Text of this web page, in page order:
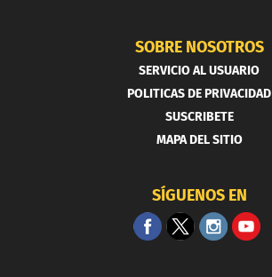
SOBRE NOSOTROS
SERVICIO AL USUARIO
POLITICAS DE PRIVACIDAD
SUSCRIBETE
MAPA DEL SITIO
SÍGUENOS EN